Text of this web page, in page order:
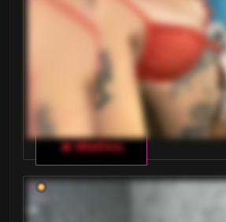
🔥 MiaDiva